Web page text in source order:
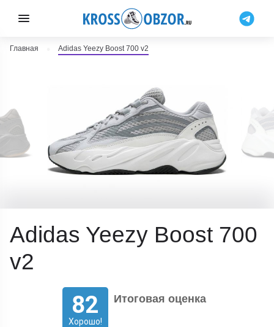
Главная Adidas Yeezy Boost 700 v2
Adidas Yeezy Boost 700
v2
82
Хорошо!
Итоговая оценка